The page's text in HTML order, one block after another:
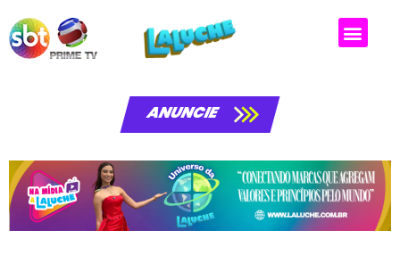
ANUNCIE